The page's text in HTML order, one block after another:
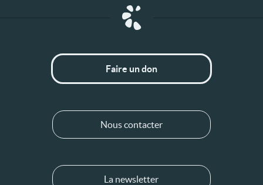
Faire un don
Nous contacter
La newsletter